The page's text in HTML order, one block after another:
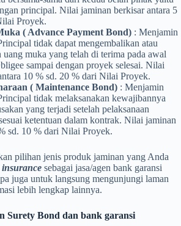
principal. Nilai jaminan berkisar antara 5
Proyek.
( Advance Payment Bond) : Menjamin
tidak dapat mengembalikan atau
uang muka yang telah di terima pada awal
sampai dengan proyek selesai. Nilai
10 % sd. 20 % dari Nilai Proyek.
( Maintenance Bond) : Menjamin
tidak melaksanakan kewajibannya
yang terjadi setelah pelaksanaan
ketentuan dalam kontrak. Nilai jaminan
sd. 10 % dari Nilai Proyek.
pilihan jenis produk jaminan yang Anda
sebagai jasa/agen bank garansi
juga untuk langsung mengunjungi laman
lebih lengkap lainnya.
Surety Bond dan bank garansi